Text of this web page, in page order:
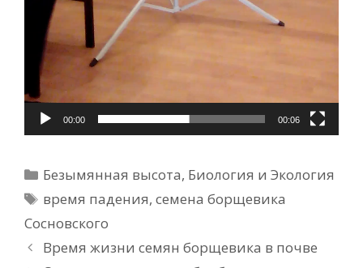
00:00 00:06
Рубрики
Безымянная высота, Биология и Экология
Метки
время падения,семена борщевика
Сосновского
Время жизни семян борщевика в почве